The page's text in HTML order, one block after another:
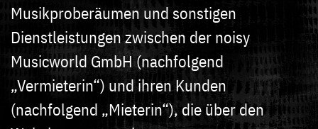
Musikproberäumen und sonstigen
Dienstleistungen zwischen der noisy
Musicworld GmbH (nachfolgend
„Vermieterin“) und ihren Kunden
(nachfolgend „Mieterin“), die über den